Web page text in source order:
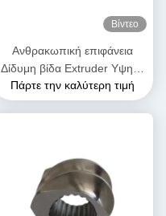
Βίντεο
Ανθρακωπική επιφάνεια
Δίδυμη βίδα Extruder Υψηλή
σκληρότητα Διπλή πτήση
μεταφοράς βίδα στοιχείο
Πάρτε την καλύτερη τιμή